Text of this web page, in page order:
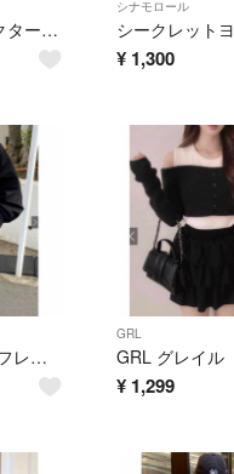
サンリオキャラクターズ サマーバケーション シナモロール
シナモロール
¥ 1,300
GRL グレイル フレアシルエットマウンテンパーカー[fo1890]
GRL
¥ 1,299